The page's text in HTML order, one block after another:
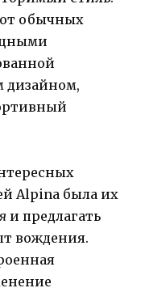
обычных
дизайном,
Alpina была их
и предлагать
вождения.